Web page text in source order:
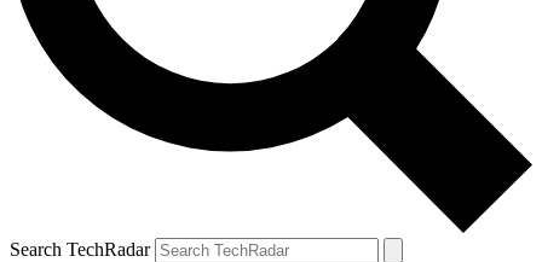
Search TechRadar